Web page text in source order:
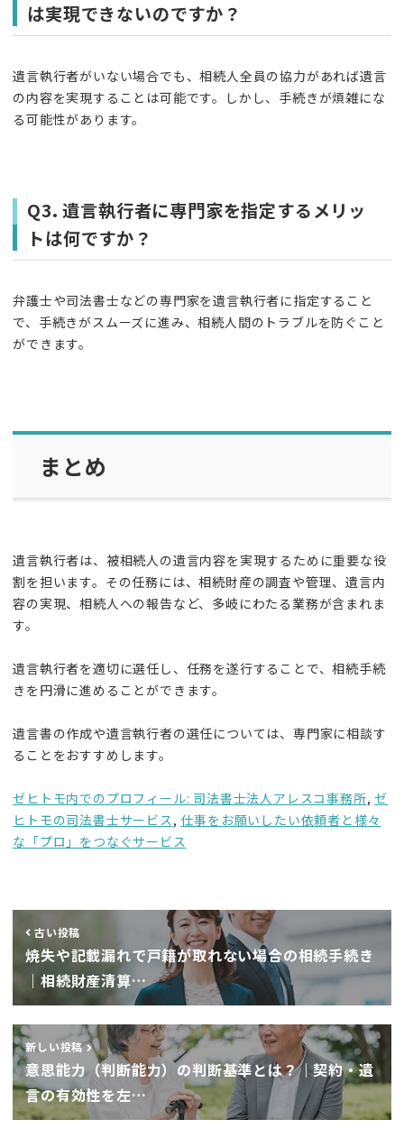
は実現できないのですか？
遺言執行者がいない場合でも、相続人全員の協力があれば遺言
の内容を実現することは可能です。しかし、手続きが煩雑にな
る可能性があります。
Q3. 遺言執行者に専門家を指定するメリッ
トは何ですか？
弁護士や司法書士などの専門家を遺言執行者に指定すること
で、手続きがスムーズに進み、相続人間のトラブルを防ぐこと
ができます。
まとめ
遺言執行者は、被相続人の遺言内容を実現するために重要な役
割を担います。その任務には、相続財産の調査や管理、遺言内
容の実現、相続人への報告など、多岐にわたる業務が含まれま
す。
遺言執行者を適切に選任し、任務を遂行することで、相続手続
きを円滑に進めることができます。
遺言書の作成や遺言執行者の選任については、専門家に相談す
ることをおすすめします。
ゼヒトモ内でのプロフィール: 司法書士法人アレスコ事務所,ゼ
ヒトモの司法書士サービス, 仕事をお願いしたい依頼者と様々
な「プロ」をつなぐサービス
古い投稿
焼失や記載漏れで戸籍が取れない場合の相続手続き
｜相続財産清算…
新しい投稿
意思能力（判断能力）の判断基準とは？｜契約・遺
言の有効性を左…